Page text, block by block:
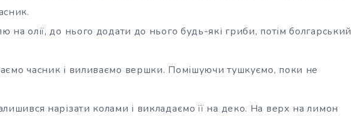
на олії, до нього додати до нього будь-які гриби, потім болгарський
часник і виливаємо вершки. Помішуючи тушкуємо, поки не
нарізати колами і викладаємо її на деко. На верх на лимон